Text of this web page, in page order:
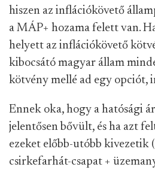
hiszen az inflációkövető
a MÁP+ hozama felett van.
helyett az inflációkövető
kibocsátó magyar állam
kötvény mellé ad egy opciót,
Ennek oka, hogy a hatósági
jelentősen bővült, és ha azt
ezeket előbb-utóbb kivezetik
csirkefarhát-csapat +